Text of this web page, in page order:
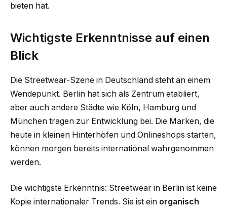
bieten hat.
Wichtigste Erkenntnisse auf einen
Blick
Die Streetwear-Szene in Deutschland steht an einem
Wendepunkt. Berlin hat sich als Zentrum etabliert,
aber auch andere Städte wie Köln, Hamburg und
München tragen zur Entwicklung bei. Die Marken, die
heute in kleinen Hinterhöfen und Onlineshops starten,
können morgen bereits international wahrgenommen
werden.
Die wichtigste Erkenntnis: Streetwear in Berlin ist keine
Kopie internationaler Trends. Sie ist ein organisch